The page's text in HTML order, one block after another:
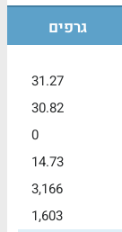
גרפים
31.27
30.82
0
14.73
3,166
1,603